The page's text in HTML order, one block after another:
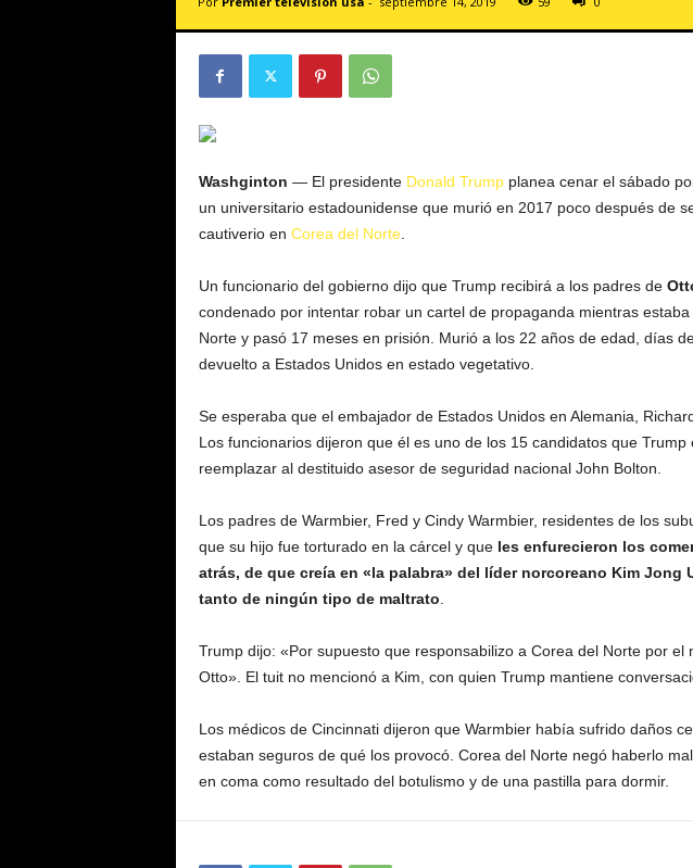
Washginton — El presidente Donald Trumpplanea cenar el sábado
un universitario estadounidense que murió en 2017 poco después de
cautiverio en Corea del Norte.
Un funcionario del gobierno dijo que Trump recibirá a los padres de
condenado por intentar robar un cartel de propaganda mientras
Norte y pasó 17 meses en prisión. Murió a los 22 años de edad, días
devuelto a Estados Unidos en estado vegetativo.
Se esperaba que el embajador de Estados Unidos en Alemania,
Los funcionarios dijeron que él es uno de los 15 candidatos que Trump
reemplazar al destituido asesor de seguridad nacional John Bolton.
Los padres de Warmbier, Fred y Cindy Warmbier, residentes de los
que su hijo fue torturado en la cárcel y que les enfurecieron los
atrás, de que creía en «la palabra» del líder norcoreano Kim Jong
tanto de ningún tipo de maltrato
Trump dijo: «Por supuesto que responsabilizo a Corea del Norte por el
Otto». El tuit no mencionó a Kim, con quien Trump mantiene
Los médicos de Cincinnati dijeron que Warmbier había sufrido daños
estaban seguros de qué los provocó. Corea del Norte negó haberlo
en coma como resultado del botulismo y de una pastilla para dormir.